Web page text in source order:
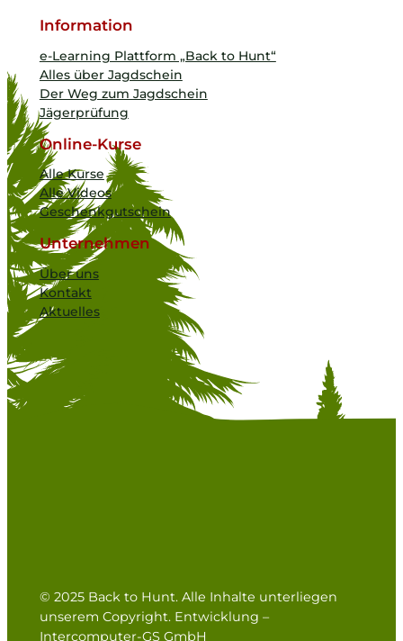
Information
e-Learning Plattform „Back to Hunt“
Alles über Jagdschein
Der Weg zum Jagdschein
Jägerprüfung
Online-Kurse
Alle Kurse
Alle Videos
Geschenkgutschein
Unternehmen
Über uns
Kontakt
Aktuelles
© 2025 Back to Hunt. Alle Inhalte unterliegen
unserem Copyright. Entwicklung –
Intercomputer-GS GmbH